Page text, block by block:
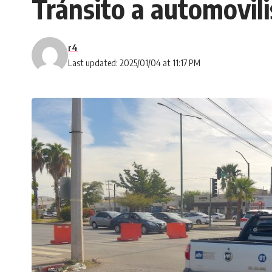
Tránsito a
Last updated: 2025/01/04 at 11:17 PM
r4